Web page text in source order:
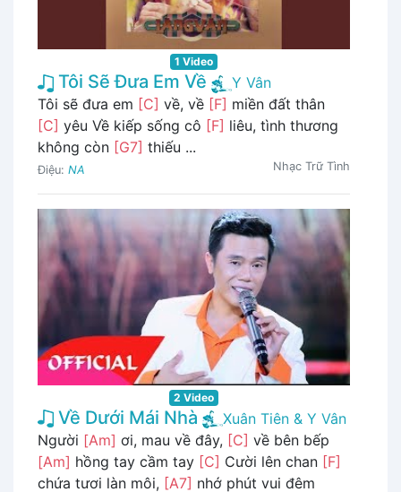
1 Video
Tôi Sẽ Đưa Em Về
Y Vân
Tôi sẽ đưa em [C] về, về [F] miền đất thân
[C] yêu Về kiếp sống cô [F] liêu, tình thương
không còn [G7] thiếu ...
Điệu: NA Nhạc Trữ Tình
2 Video
Về Dưới Mái Nhà
Xuân Tiên & Y Vân
Người [Am] ơi, mau về đây, [C] về bên bếp
[Am] hồng tay cầm tay [C] Cười lên chan [F]
chứa tươi làn môi, [A7] nhớ phút vui đêm